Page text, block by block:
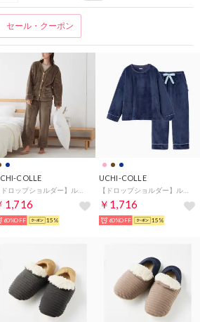
セール・クーポン
COLLE
1,716
60%OFF 15%
UCHI-COLLE
【ドロップショルダー】ルームウェア フリース （ネービー）
￥1,716
60%OFF 15%